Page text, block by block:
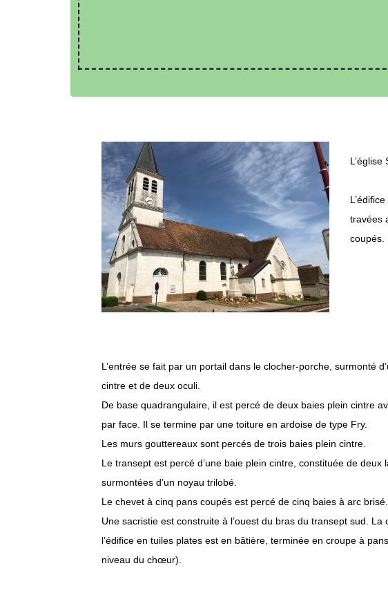
travées
coupés.
L’entrée se fait par un portail dans le clocher-porche, surmonté
cintre et de deux oculi.
De base quadrangulaire, il est percé de deux baies plein cintre
par face. Il se termine par une toiture en ardoise de type Fry.
Les murs gouttereaux sont percés de trois baies plein cintre.
Le transept est percé d’une baie plein cintre, constituée de deux
surmontées d’un noyau trilobé.
Le chevet à cinq pans coupés est percé de cinq baies à arc brisé.
Une sacristie est construite à l’ouest du bras du transept sud. La
l’édifice en tuiles plates est en bâtière, terminée en croupe à
niveau du chœur).